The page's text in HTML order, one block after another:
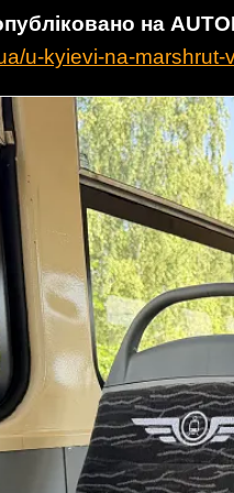
на
u-kyievi-na-